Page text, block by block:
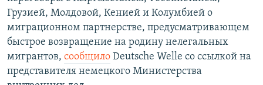
Грузией, Молдовой, Кенией и Колумбией о
миграционном партнерстве, предусматривающем
быстрое возвращение на родину нелегальных
мигрантов, сообщило Deutsche Welle со ссылкой на
представителя немецкого Министерства